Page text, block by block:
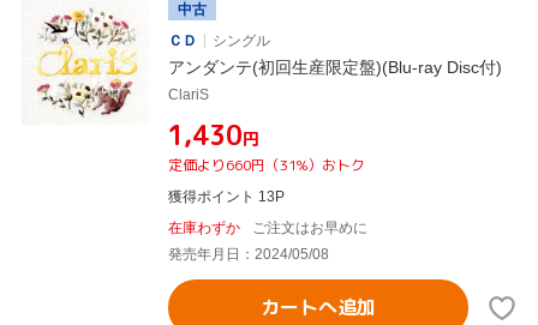
中古
ＣＤ
シングル
アンダンテ(初回生産限定盤)(Blu-ray Disc付)
ClariS
¥1,430円
定価より660円（31%）おトク
獲得ポイント 13P
在庫わずか
ご注文はお早めに
発売年月日：2024/05/08
カートへ追加